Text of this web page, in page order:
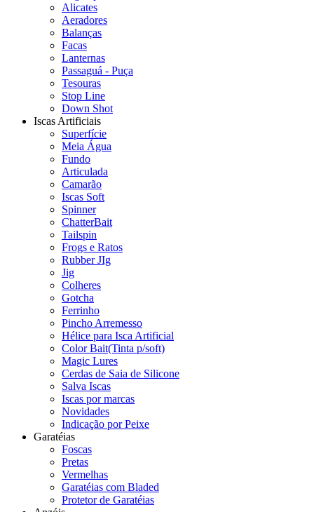
Alicates
Aeradores
Balanças
Facas
Lanternas
Passaguá - Puça
Tesouras
Stop Line
Down Shot
Iscas Artificiais
Superfície
Meia Água
Fundo
Articulada
Camarão
Iscas Soft
Spinner
ChatterBait
Tailspin
Frogs e Ratos
Rubber JIg
Jig
Colheres
Gotcha
Ferrinho
Pincho Arremesso
Hélice para Isca Artificial
Color Bait(Tinta p/soft)
Magic Lures
Cerdas de Saia de Silicone
Salva Iscas
Iscas por marcas
Novidades
Indicação por Peixe
Garatéias
Foscas
Pretas
Vermelhas
Garatéias com Bladed
Protetor de Garatéias